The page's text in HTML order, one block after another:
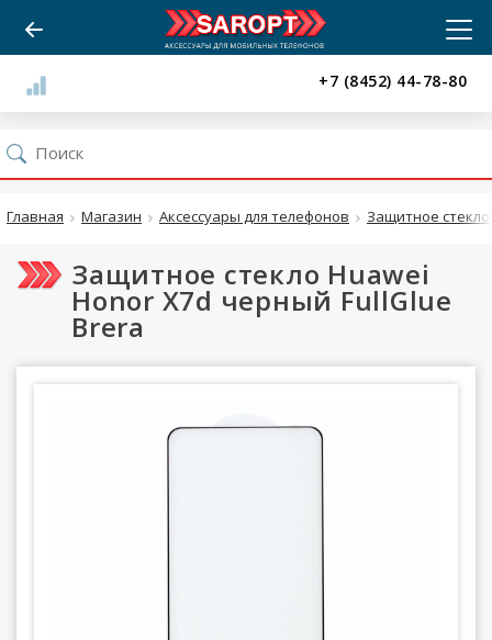
+7 (8452) 44-78-80
Главная Магазин Аксессуары для телефонов Защитное стекло
Защитное стекло Huawei
Honor X7d черный FullGlue
Brera